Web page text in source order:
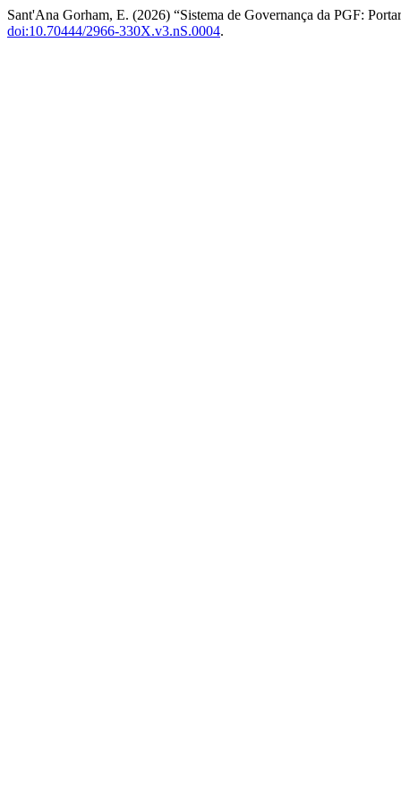
Sant'Ana Gorham, E. (2026) “Sistema de Governança da PGF:
doi:10.70444/2966-330X.v3.nS.0004.